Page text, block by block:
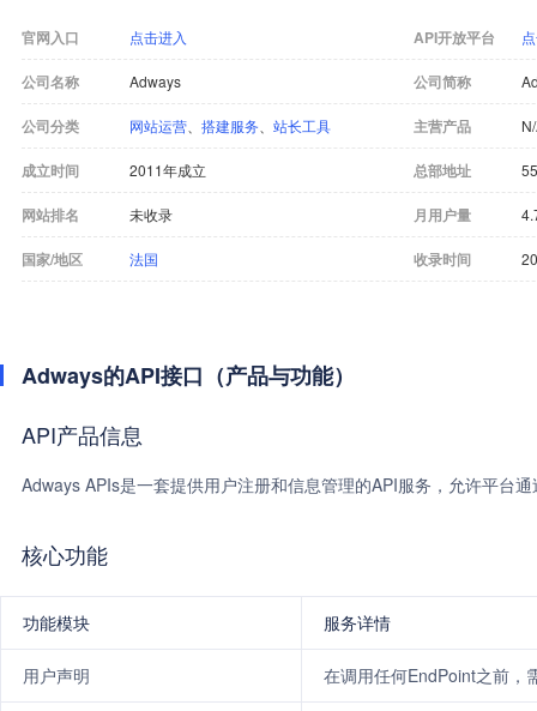
官网入口 点击进入 API开放平台
公司名称 Adways 公司简称
公司分类 网站运营 搭建服务 站长工具 主营产品
成立时间 2011年成立 总部地址
网站排名 未收录 月用户量
国家/地区 法国 收录时间
Adways的API接口（产品与功能）
API产品信息
Adways APIs是一套提供用户注册和信息管理的API服务，允许平台
核心功能
功能模块 服务详情
用户声明 在调用任何EndPoint之前，